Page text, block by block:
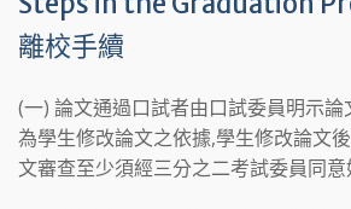
離校手續
(一) 論文通過口試者由口試委員明示
為學生修改論文之依據,學生修改論文
文審查至少須經三分之二考試委員同意